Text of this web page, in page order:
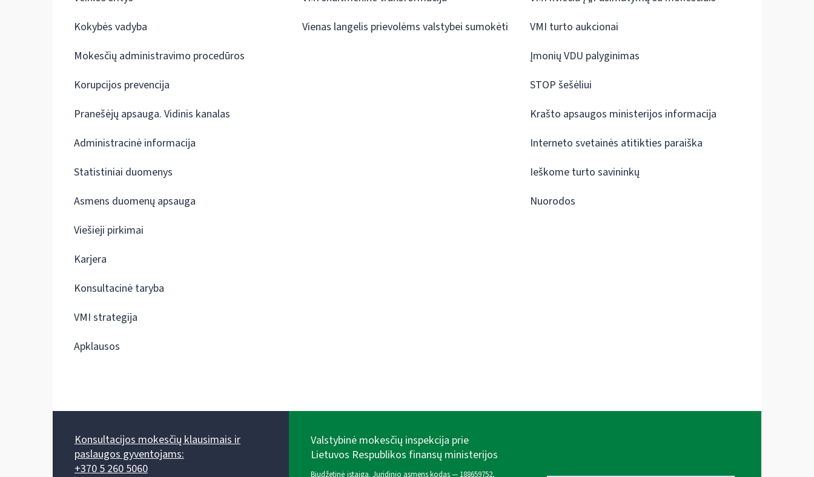
Kokybės vadyba
Mokesčių administravimo procedūros
Korupcijos prevencija
Pranešėjų apsauga. Vidinis kanalas
Administracinė informacija
Statistiniai duomenys
Asmens duomenų apsauga
Viešieji pirkimai
Karjera
Konsultacinė taryba
VMI strategija
Apklausos
Vienas langelis prievolėms valstybei sumokėti
VMI turto aukcionai
Įmonių VDU palyginimas
STOP šešėliui
Krašto apsaugos ministerijos informacija
Interneto svetainės atitikties paraiška
Ieškome turto savininkų
Nuorodos
Konsultacijos mokesčių klausimais ir
paslaugos gyventojams:
+370 5 260 5060
Valstybinė mokesčių inspekcija prie
Lietuvos Respublikos finansų ministerijos
Biudžetinė įstaiga. Juridinio asmens kodas — 188659752,